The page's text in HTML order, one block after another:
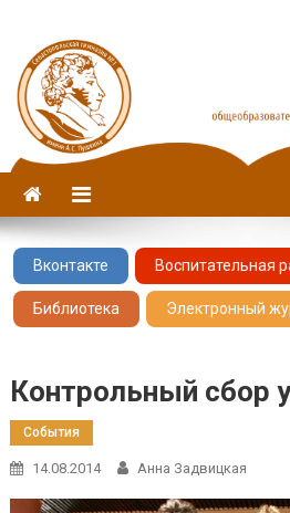
Вконтакте Воспитательная
Библиотека Электронный
Контрольный сбор
События
14.08.2014 Анна Задвицкая